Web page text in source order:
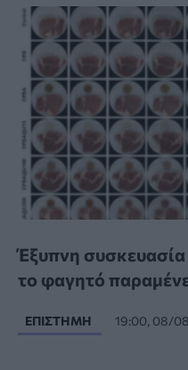
Έξυπνη συσκευασία
το φαγητό
ΕΠΙΣΤΉΜΗ 19:00, 08/